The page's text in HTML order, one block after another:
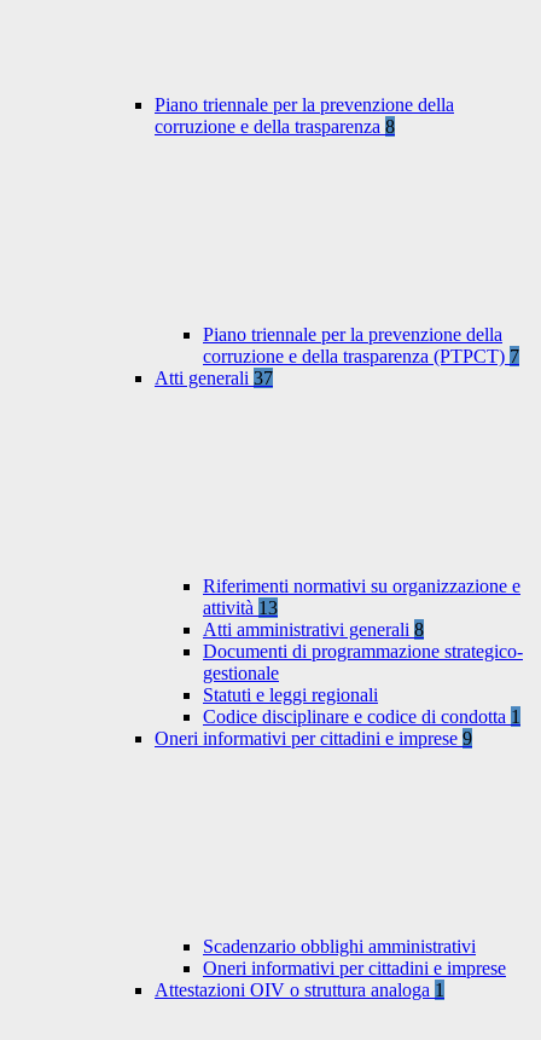
Piano triennale per la prevenzione della
corruzione e della trasparenza 8
Piano triennale per la prevenzione della
corruzione e della trasparenza (PTPCT) 7
Atti generali 37
Riferimenti normativi su organizzazione e
attività 13
Atti amministrativi generali 8
Documenti di programmazione strategico-
gestionale
Statuti e leggi regionali
Codice disciplinare e codice di condotta 1
Oneri informativi per cittadini e imprese 9
Scadenzario obblighi amministrativi
Oneri informativi per cittadini e imprese
Attestazioni OIV o struttura analoga 1